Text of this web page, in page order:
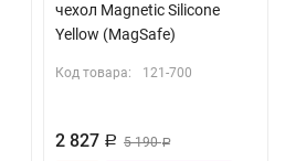
чехол Magnetic Silicone
Yellow (MagSafe)
Код товара: 121-700
2 827 Р 5 190Р